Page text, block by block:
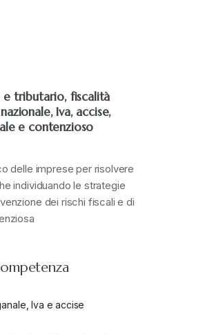
tributario, fiscalità
Iva, accise,
e contenzioso
delle imprese per risolvere
individuando le strategie
dei rischi fiscali e di
Iva e accise